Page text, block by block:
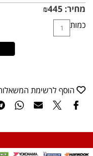
מחיר: ₪445
כמות
הוסף לרשימת